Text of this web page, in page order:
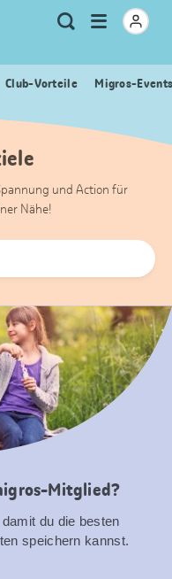
Meta
Navigation
Suche
Menu
öffnen
Club-Vorteile Migros-
und Action für
Nähe!
Mitglied?
du die besten
speichern kannst.